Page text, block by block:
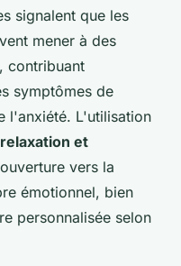
signalent que les
mener à des
contribuant
symptômes de
l'anxiété. L'utilisation
et
vers la
émotionnel, bien
personnalisée selon